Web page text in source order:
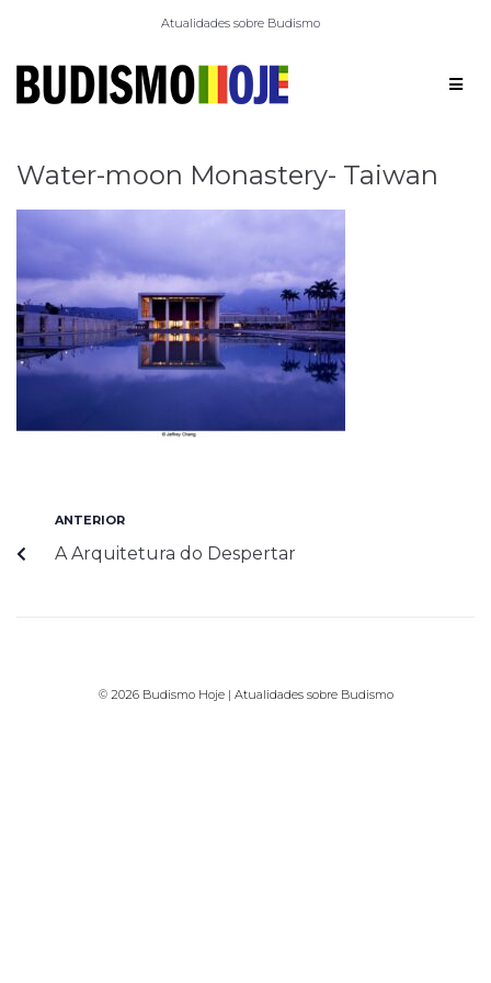
Atualidades sobre Budismo
Water-moon Monastery- Taiwan
ANTERIOR
A Arquitetura do Despertar
© 2026 Budismo Hoje | Atualidades sobre Budismo